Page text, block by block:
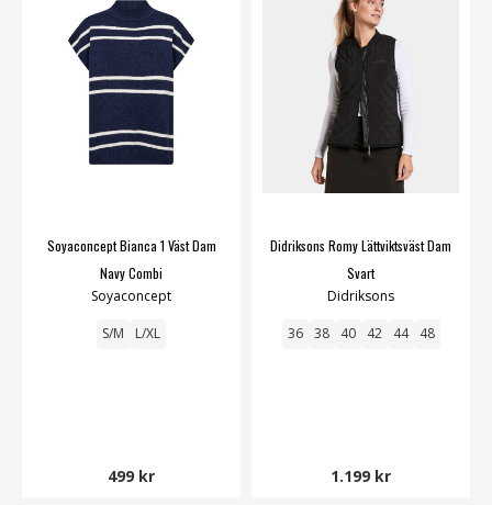
Soyaconcept Bianca 1 Väst Dam
Navy Combi
Soyaconcept
S/M L/XL
499 kr
Didriksons Romy Lättviktsväst Dam
Svart
Didriksons
36 38 40 42 44 48
1.199 kr